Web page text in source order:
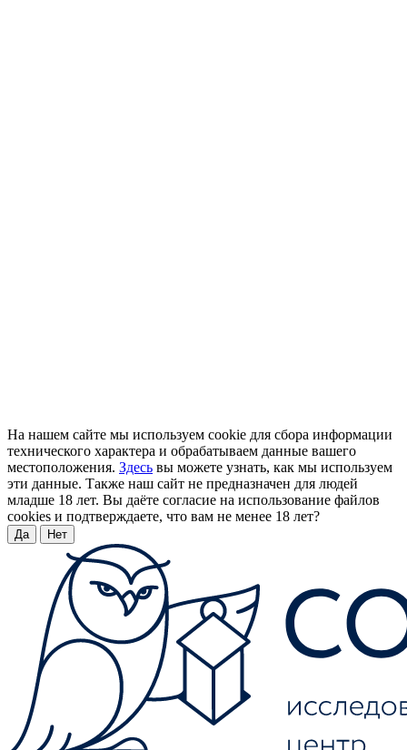
На нашем сайте мы используем cookie для сбора информации
технического характера и обрабатываем данные вашего
местоположения. Здесь вы можете узнать, как мы используем
эти данные. Также наш сайт не предназначен для людей
младше 18 лет. Вы даёте согласие на использование файлов
cookies и подтверждаете, что вам не менее 18 лет?
Да Нет